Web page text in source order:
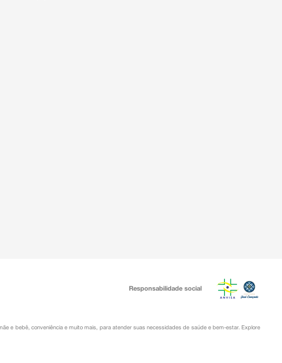
Responsabilidade social
e bebê, conveniênciae muito mais, para atender suas necessidades de saúde e bem-estar. Explore